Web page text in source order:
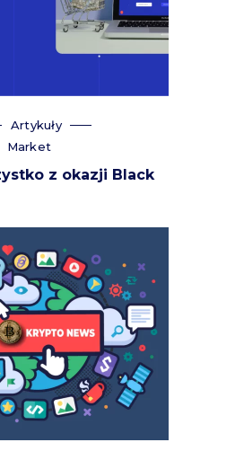
Artykuły
Market
z okazji Black